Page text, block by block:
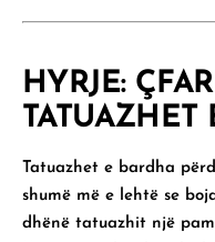
HYRJE:
TATUAZHET
Tatuazhet e bardha
shumë më e lehtë se
dhënë tatuazhit një